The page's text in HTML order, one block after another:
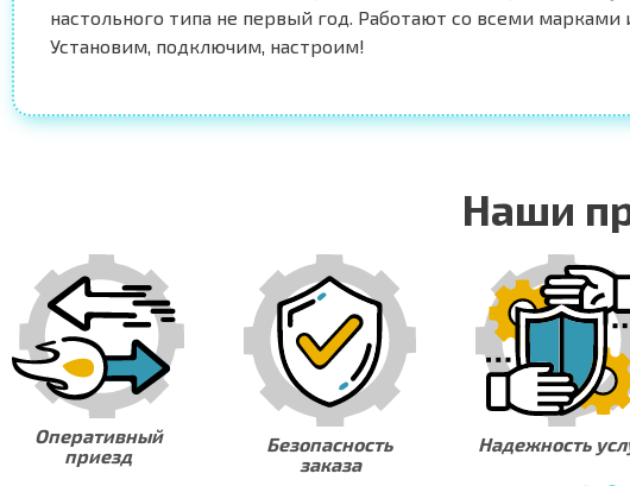
настольного типа не первый год. Работают со всеми
Установим, подключим, настроим!
Наши
Оперативный
приезд
Безопасность
заказа
Надежность